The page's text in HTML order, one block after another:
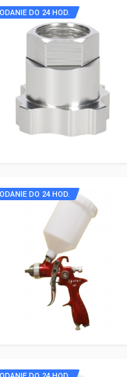
DO 24 HOD.
DO 24 HOD.